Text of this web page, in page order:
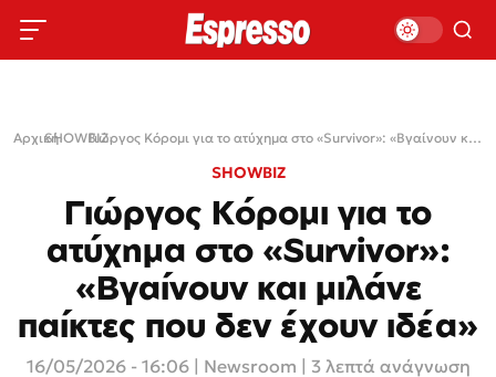
Αρχική›
SHOWBIZ› Γιώργος Κόρομι για το ατύχημα στο «Survivor»: «Βγαίνουν και μιλάνε παίκτες που δεν έχουν ιδέα»
SHOWBIZ
Γιώργος Κόρομι για το
ατύχημα στο «Survivor»:
«Βγαίνουν και μιλάνε
παίκτες που δεν έχουν ιδέα»
16/05/2026 - 16:06 Newsroom | 3 λεπτά ανάγνωση